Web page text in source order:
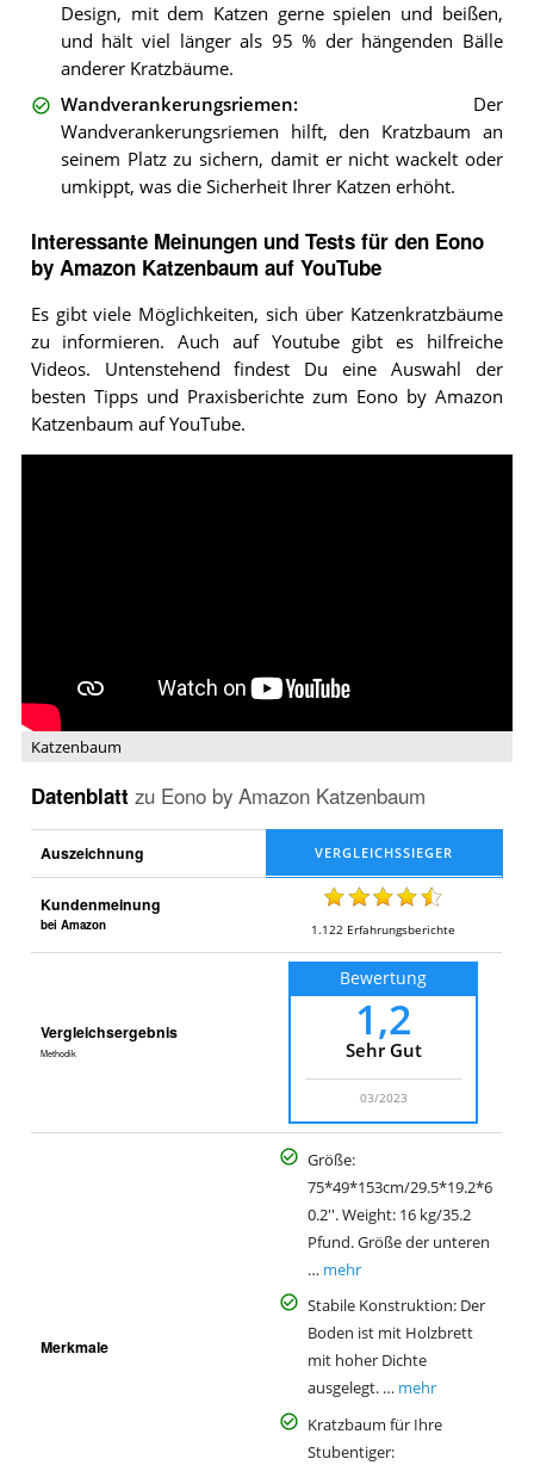
Design, mit dem Katzen gerne spielen und beißen,
und hält viel länger als 95 % der hängenden Bälle
anderer Kratzbäume.
Wandverankerungsriemen: Der
Wandverankerungsriemen hilft, den Kratzbaum an
seinem Platz zu sichern, damit er nicht wackelt oder
umkippt, was die Sicherheit Ihrer Katzen erhöht.
Interessante Meinungen und Tests für den Eono
by Amazon Katzenbaum auf YouTube
Es gibt viele Möglichkeiten, sich über Katzenkratzbäume
zu informieren. Auch auf Youtube gibt es hilfreiche
Videos. Untenstehend findest Du eine Auswahl der
besten Tipps und Praxisberichte zum Eono by Amazon
Katzenbaum auf YouTube.
Katzenbaum
Datenblatt zu Eono by Amazon Katzenbaum
Auszeichnung
Kundenmeinung
bei Amazon 1.122 Erfahrungsberichte
Vergleichsergebnis
Methodik
Bewertung
1,2
Sehr Gut
03/2023
Merkmale
Größe:
75*49*153cm/29.5*19.2*6
0.2''. Weight: 16 kg/35.2
Pfund. Größe der unteren
… mehr
Stabile Konstruktion: Der
Boden ist mit Holzbrett
mit hoher Dichte
ausgelegt. … mehr
Kratzbaum für Ihre
Stubentiger: